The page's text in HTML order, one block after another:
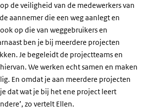
de veiligheid van de medewerkers van
aannemer die een weg aanlegt en
op die van weggebruikers en
ben je bij meerdere projecten
Je begeleidt de projectteams en
We werken echt samen en maken
En omdat je aan meerdere projecten
dat wat je bij het ene project leert
zo vertelt Ellen.